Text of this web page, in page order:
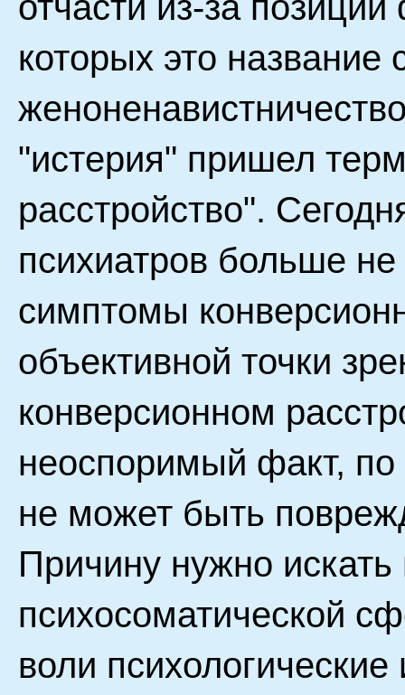
которых это название
"истерия" пришел
расстройство".
психиатров больше
симптомы
объективной точки
конверсионном
неоспоримый факт,
не может быть
Причину нужно
психосоматической
воли